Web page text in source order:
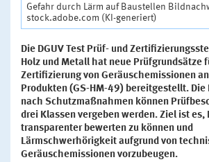
Gefahr durch Lärm auf Baustellen
stock.adobe.com (KI-generiert)
Die DGUV Test Prüf- und
Holz und Metall hat neue Prüfgrundsätze
Zertifizierung von Geräuschemissionen
Produkten (GS-HM-49) bereitgestellt. Die
nach Schutzmaßnahmen können
drei Klassen vergeben werden. Ziel ist es,
transparenter bewerten zu können und
Lärmschwerhörigkeit aufgrund von
Geräuschemissionen vorzubeugen.